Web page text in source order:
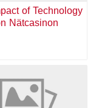
of Technology
Nätcasinon